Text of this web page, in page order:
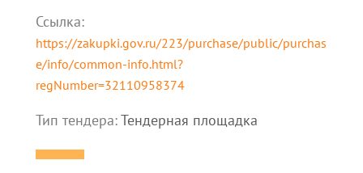
Ссылка:
https://zakupki.gov.ru/223/purchase/public/purchas
e/info/common-info.html?
regNumber=32110958374
Тип тендера:Тендерная площадка